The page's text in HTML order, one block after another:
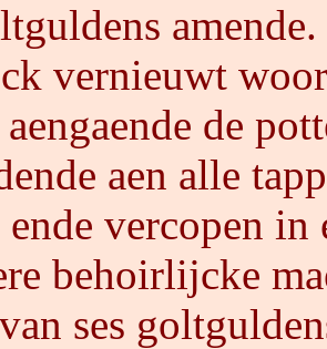
amende.
vernieuwt
de
aen alle
ende vercopen
behoirlijcke
ses